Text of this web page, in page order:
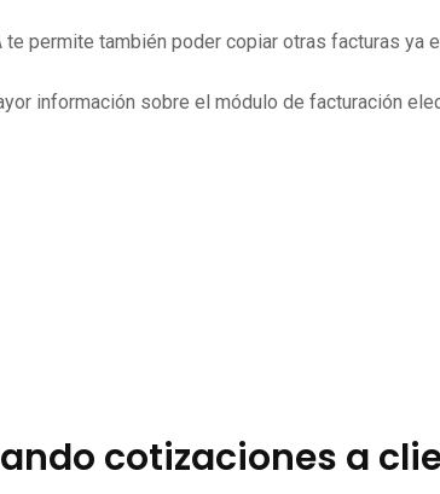
te permite también poder copiar otras facturas ya
información sobre el módulo de facturación
cotizaciones a